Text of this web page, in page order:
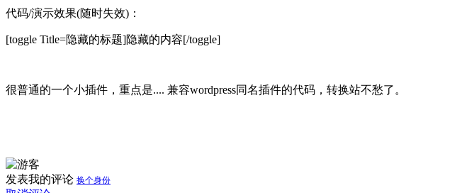
代码/演示效果(随时失效)：
[toggle Title=隐藏的标题]隐藏的内容[/toggle]
很普通的一个小插件，重点是.... 兼容wordpress同名插件的代码，转换站不愁了。
发表我的评论 换个身份